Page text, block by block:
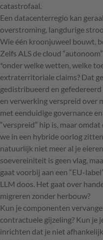
catastrofaal.
Een datacenterregio kan
overstroming, langdurige
Wie één kroonjuweel bouwt,
Zelfs ALS de cloud
*onder welke wetten, welke
extraterritoriale claims? Dat
gedistribueerd en
en verwerking verspreid over
met eenduidige governance
“verspreid” hip is, maar
we in een hybride oorlog
natuurlijk niet meer al je
soevereiniteit is geen vlag,
gaat voorbij aan een “EU-
LLM doos. Het gaat over
migreren zonder herbouw?
Kun je componenten
contractuele gijzeling? Kun je
inrichten dat je niet